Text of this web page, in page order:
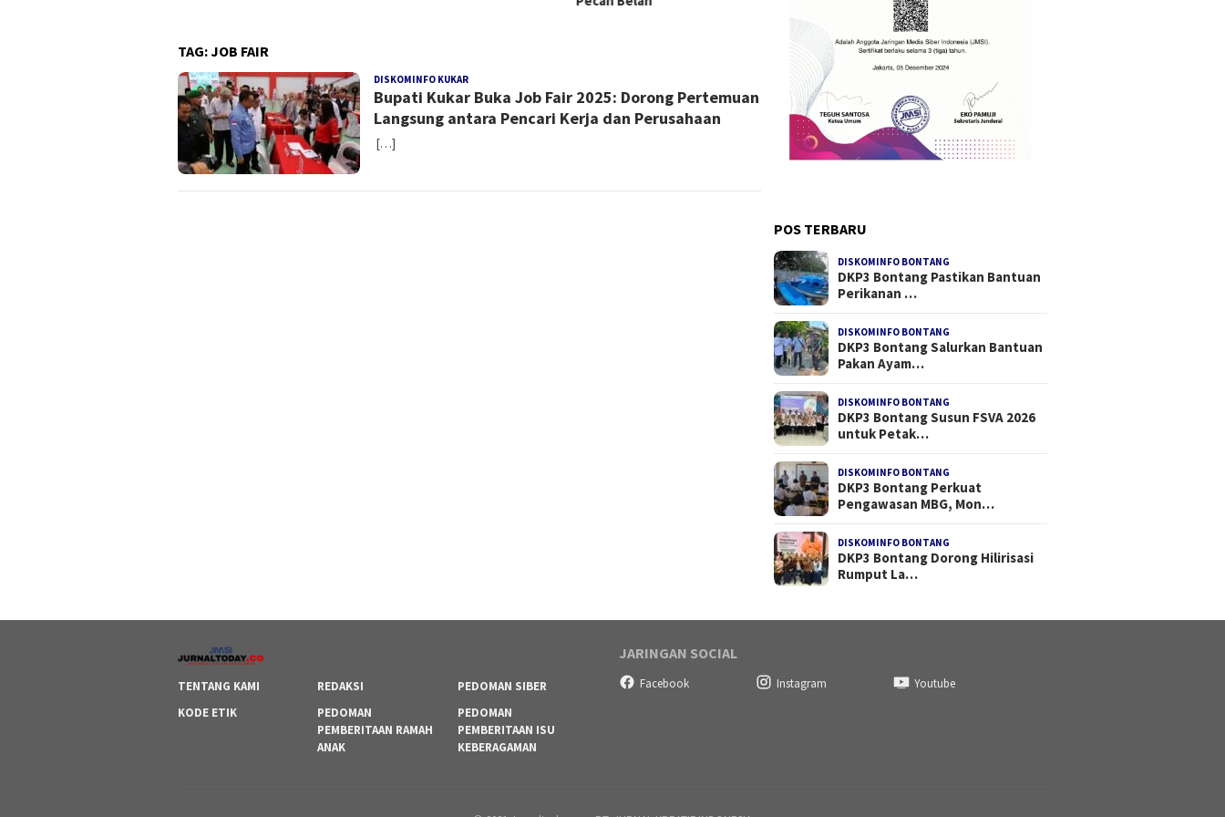
TAG:JOB FAIR
DISKOMINFO KUKAR
Kukar
Bupati Kukar Buka Job Fair 2025: Dorong Pertemuan
Langsung antara Pencari Kerja dan Perusahaan
[…]
POS TERBARU
DISKOMINFO BONTANG
DKP3 Bontang Pastikan Bantuan
Perikanan …
DISKOMINFO BONTANG
DKP3 Bontang Salurkan Bantuan
Pakan Ayam…
DISKOMINFO BONTANG
DKP3 Bontang Susun FSVA 2026
untuk Petak…
DISKOMINFO BONTANG
DKP3 Bontang Perkuat
Pengawasan MBG, Mon…
DISKOMINFO BONTANG
DKP3 Bontang Dorong Hilirisasi
Rumput La…
TENTANG KAMI REDAKSI
PEDOMAN SIBER
KODE ETIK
PEDOMAN
PEMBERITAAN RAMAH
ANAK
PEDOMAN
PEMBERITAAN ISU
KEBERAGAMAN
JARINGAN SOCIAL
Facebook Instagram Youtube